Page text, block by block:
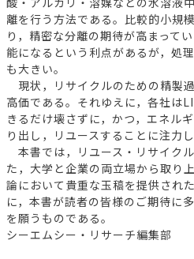
離を行う方法である。比較的小規
り，精密な分離の期待が高まって
能になるという利点があるが，処
も大きい。
現状，リサイクルのための精製
高価である。それゆえに，各社は
きるだけ壊さずに，かつ，エネル
り出し，リユースすることに注力し
本書では，リユース・リサイク
た，大学と企業の両立場から取り
論において貴重な玉稿を提供され
に，本書が読者の皆様のご期待に
を願うものである。
シーエムシー・リサーチ編集部